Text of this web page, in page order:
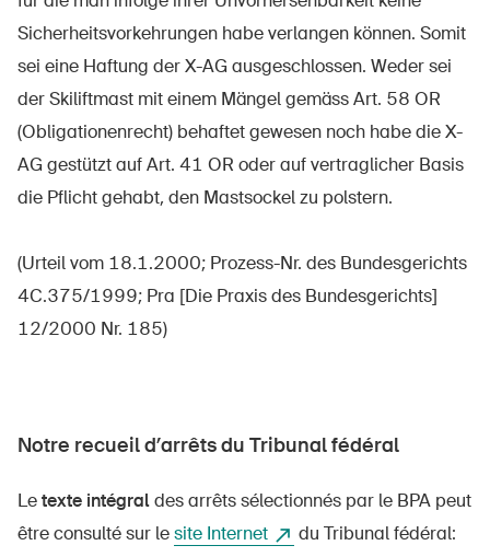
Sicherheitsvorkehrungen habe verlangen können. Somit
sei eine Haftung der X-AG ausgeschlossen. Weder sei
der Skiliftmast mit einem Mängel gemäss Art. 58 OR
(Obligationenrecht) behaftet gewesen noch habe die X-
AG gestützt auf Art. 41 OR oder auf vertraglicher Basis
die Pflicht gehabt, den Mastsockel zu polstern.
(Urteil vom 18.1.2000; Prozess-Nr. des Bundesgerichts
4C.375/1999; Pra [Die Praxis des Bundesgerichts]
12/2000 Nr. 185)
Notre recueil d’arrêts du Tribunal fédéral
Letexte intégraldes arrêts sélectionnés par le BPA peut
être consulté sur lesite Internet du Tribunal fédéral: